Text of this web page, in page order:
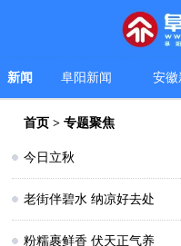
新闻 阜阳新闻 安徽
首页 >专题聚焦
今日立秋
老街伴碧水 纳凉好去处
粉糯裹鲜香 伏天正气养